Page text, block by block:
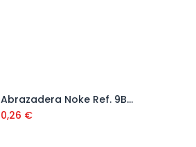
Añadir al carrito
Abrazadera Noke Ref. 9B28NK
0,26 €